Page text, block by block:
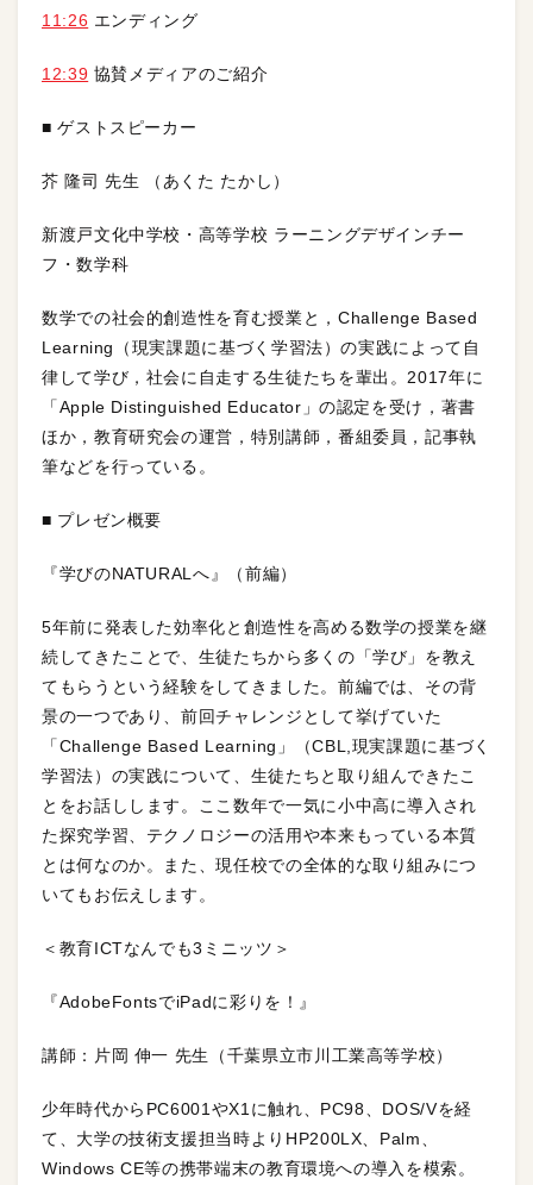
11:26 エンディング
12:39 協賛メディアのご紹介
■ ゲストスピーカー
芥 隆司 先生 （あくた たかし）
新渡戸文化中学校・高等学校 ラーニングデザインチー
フ・数学科
数学での社会的創造性を育む授業と，Challenge Based
Learning（現実課題に基づく学習法）の実践によって自
律して学び，社会に自走する生徒たちを輩出。2017年に
「Apple Distinguished Educator」の認定を受け，著書
ほか，教育研究会の運営，特別講師，番組委員，記事執
筆などを行っている。
■ プレゼン概要
『学びのNATURALへ』（前編）
5年前に発表した効率化と創造性を高める数学の授業を継
続してきたことで、生徒たちから多くの「学び」を教え
てもらうという経験をしてきました。前編では、その背
景の一つであり、前回チャレンジとして挙げていた
「Challenge Based Learning」（CBL,現実課題に基づく
学習法）の実践について、生徒たちと取り組んできたこ
とをお話しします。ここ数年で一気に小中高に導入され
た探究学習、テクノロジーの活用や本来もっている本質
とは何なのか。また、現任校での全体的な取り組みにつ
いてもお伝えします。
＜教育ICTなんでも3ミニッツ＞
『AdobeFontsでiPadに彩りを！』
講師：片岡 伸一 先生（千葉県立市川工業高等学校）
少年時代からPC6001やX1に触れ、PC98、DOS/Vを経
て、大学の技術支援担当時よりHP200LX、Palm、
Windows CE等の携帯端末の教育環境への導入を模索。